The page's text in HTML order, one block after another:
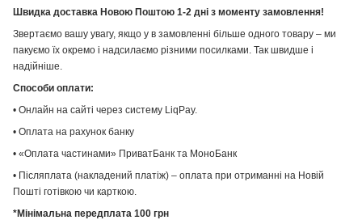
Швидка доставка Новою Поштою 1-2 дні з моменту замовлення!
Звертаємо вашу увагу, якщо у в замовленні більше одного товару – ми
пакуємо їх окремо і надсилаємо різними посилками. Так швидше і
надійніше.
Способи оплати:
• Онлайн на сайті через систему LiqPay.
• Оплата на рахунок банку
• «Оплата частинами» ПриватБанк та МоноБанк
• Післяплата (накладений платіж) – оплата при отриманні на Новій
Пошті готівкою чи карткою.
*Мінімальна передплата 100 грн